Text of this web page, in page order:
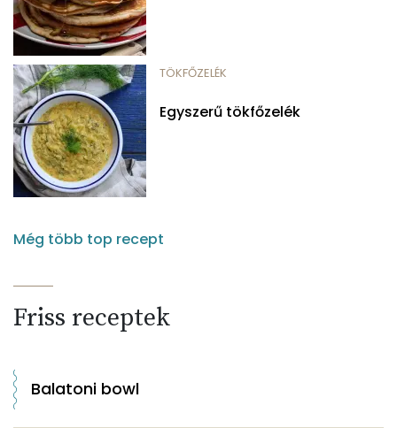
TÖKFŐZELÉK
Egyszerű tökfőzelék
Még több top recept
Friss receptek
Balatoni bowl